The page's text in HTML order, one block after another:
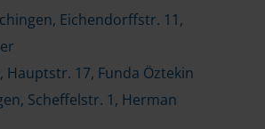
Eichendorffstr. 11,
Hauptstr. 17, Funda Öztekin
Scheffelstr. 1, Herman